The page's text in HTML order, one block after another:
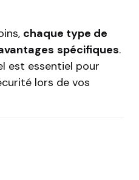
chaque type de
spécifiques.
est essentiel pour
lors de vos